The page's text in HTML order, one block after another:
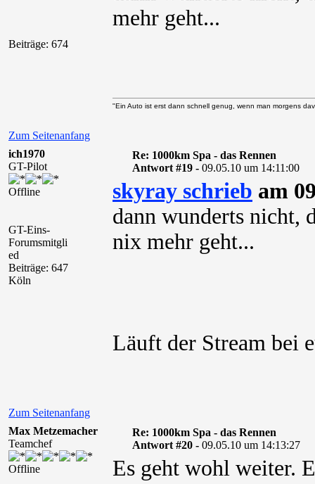
Beiträge: 674
mehr geht...
Zum Seitenanfang
"Ein Auto ist erst dann schnell genug, wenn man morgens
ich1970
GT-Pilot
Offline
GT-Eins-
Forumsmitgli
ed
Beiträge: 647
Köln
Re: 1000km Spa - das Rennen
Antwort #19 - 09.05.10 um 14:11:00
skyray schrieb am
dann wunderts nicht,
nix mehr geht...
Läuft der Stream bei
Zum Seitenanfang
Max Metzemacher
Teamchef
Offline
Re: 1000km Spa - das Rennen
Antwort #20 - 09.05.10 um 14:13:27
Es geht wohl weiter.